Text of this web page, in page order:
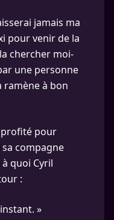
jamais ma
pour venir de la
chercher moi-
une personne
ramène à bon
profité pour
compagne
quoi Cyril
:
»